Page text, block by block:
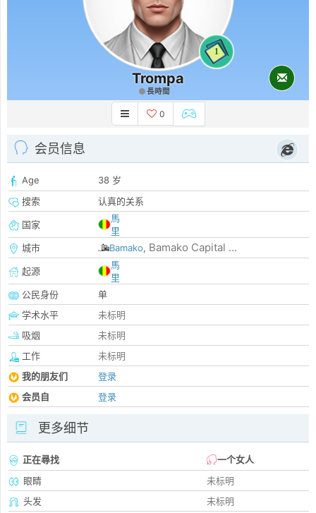
1
Trompa
長時間
0
会员信息
Age
38 岁
搜索
认真的关系
国家
馬
里
城市
Bamako, Bamako Capital ...
起源
馬
里
公民身份
单
学术水平
未标明
吸烟
未标明
工作
未标明
我的朋友们
登录
会员自
登录
更多细节
正在尋找
一个女人
眼睛
未标明
头发
未标明